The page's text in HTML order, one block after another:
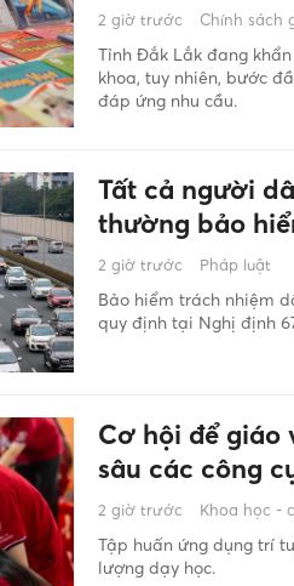
2 giờ trước Chính sách
Tỉnh Đắk Lắk đang
khoa, tuy nhiên, bước
đáp ứng nhu cầu.
Tất cả người
thường bảo
2 giờ trước Pháp luật
Bảo hiểm trách nhiệm
quy định tại Nghị định
Cơ hội để giáo
sâu các công
2 giờ trước Khoa học -
Tập huấn ứng dụng trí
lượng dạy học.